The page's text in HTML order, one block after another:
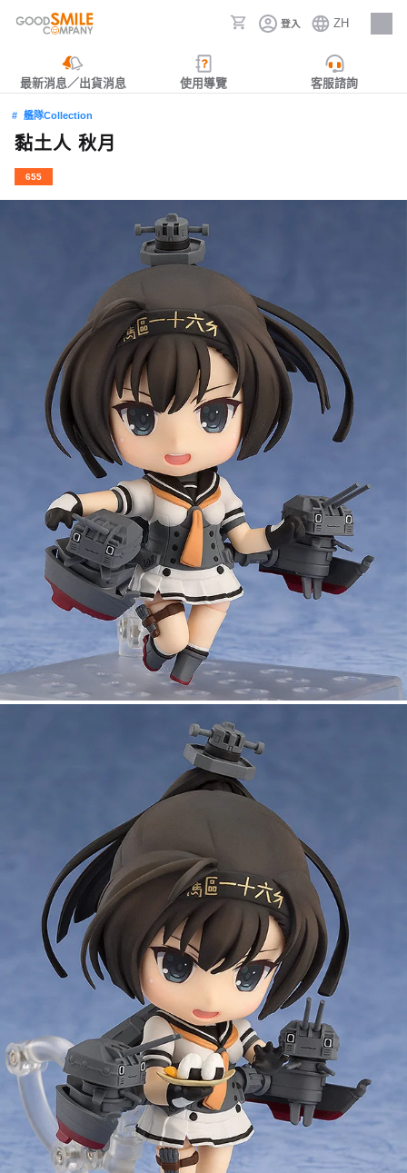
登入 ZH
人才招募
最新消息／出貨消息 使用導覽 客服諮詢
艦隊Collection
黏土人 秋月
655